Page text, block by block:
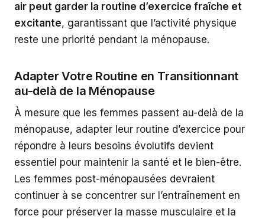
air peut garder la routine d’exercice fraîche et
excitante, garantissant que l’activité physique
reste une priorité pendant la ménopause.
Adapter Votre Routine en Transitionnant
au-delà de la Ménopause
À mesure que les femmes passent au-delà de la
ménopause, adapter leur routine d’exercice pour
répondre à leurs besoins évolutifs devient
essentiel pour maintenir la santé et le bien-être.
Les femmes post-ménopausées devraient
continuer à se concentrer sur l’entraînement en
force pour préserver la masse musculaire et la